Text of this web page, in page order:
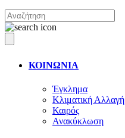
ΚΟΙΝΩΝΙΑ
Έγκλημα
Κλιματική Αλλαγή
Καιρός
Ανακύκλωση